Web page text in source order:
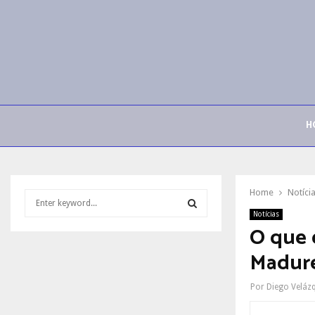
Home
Notícias
O que
Por Diego